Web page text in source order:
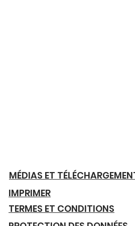
MÉDIAS ET
IMPRIMER
TERMES ET CONDITIONS